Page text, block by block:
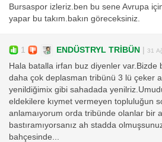
Bursaspor izleriz.ben bu sene Avrupa
yapar bu takım.bakın göreceksiniz.
1 ENDÜSTRYL TRİBÜN | 31
Hala batalla irfan buz diyenler var.Bizde
daha çok deplasman tribünü 3 lü çeker
yenildiğimix gibi sahadada
eldekilere kıymet vermeyen topluluğun
anlamaıyorum orda tribünde olanlar bir
bastıramıyorsanız ah stadda
bahçesinde...